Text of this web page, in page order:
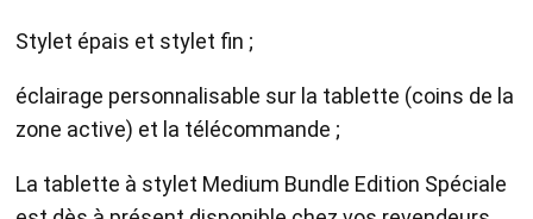
Stylet épais et stylet fin ;
éclairage personnalisable sur la tablette (coins de la
zone active) et la télécommande ;
La tablette à stylet Medium Bundle Edition Spéciale